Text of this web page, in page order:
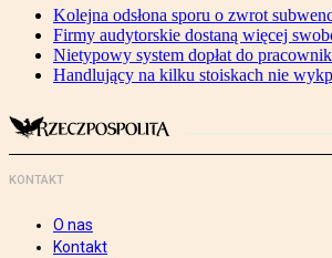
Kolejna odsłona sporu o zwrot
Firmy audytorskie dostaną więcej
Nietypowy system dopłat do
Handlujący na kilku stoiskach nie
KONTAKT
O nas
Kontakt